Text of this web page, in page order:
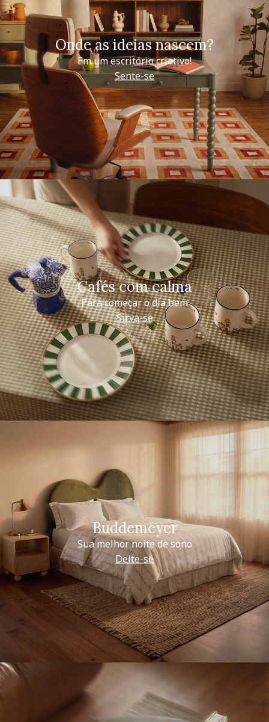
Onde as ideias nascem?
Em um escritório criativo!
Sente-se
Cafés com calma
Para começar o dia bem
Sirva-se
Buddemeyer
Sua melhor noite de sono
Deite-se